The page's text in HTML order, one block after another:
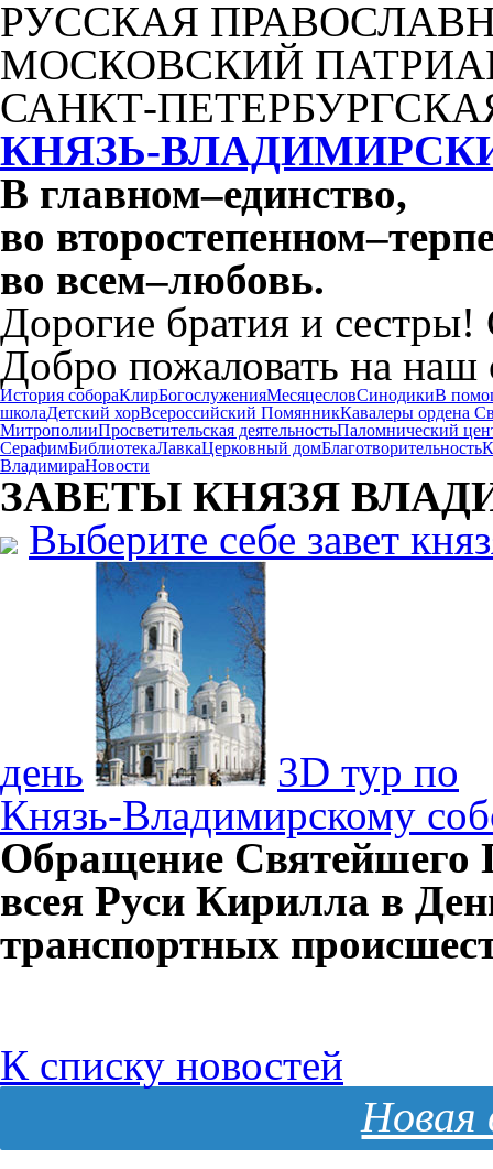
РУССКАЯ
МОСКОВСКИЙ
САНКТ-
КНЯЗЬ-
В главном–единство,
во второстепенном–
во всем–любовь.
Дорогие братия и
Добро пожаловать на наш
История собораКлирБогослуженияМесяцесловСинодикиВ
школаДетский хорВсероссийский ПомянникКавалеры ордена
МитрополииПросветительская деятельностьПаломнический
СерафимБиблиотекаЛавкаЦерковный домБлаготворительность
ВладимираНовости
ЗАВЕТЫ КНЯЗЯ
Выберите себе завет
день
3D тур по
Князь-Владимирскому
Обращение Святейшего
всея Руси Кирилла в
транспортных
К списку новостей
Новая